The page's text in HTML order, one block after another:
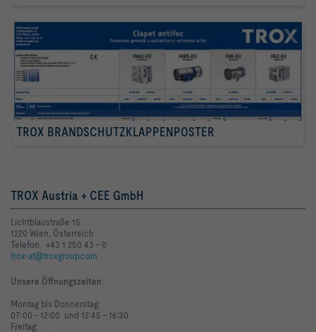
TROX BRANDSCHUTZKLAPPENPOSTER
TROX Austria + CEE GmbH
Lichtblaustraße 15
1220 Wien, Österreich
Telefon +43 1 250 43 - 0
trox-at@troxgroup.com
Unsere Öffnungszeiten:
Montag bis Donnerstag:
07:00 - 12:00 und 12:45 - 16:30
Freitag: